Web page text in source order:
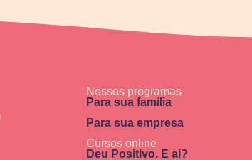
Nossos programas
Para sua família
Para sua empresa
Cursos online
Deu Positivo. E aí?